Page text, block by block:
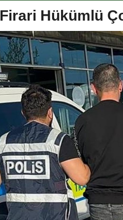
Firari Hükümlü
Akçakoca, Geleneksel
Şampiyonası’na ev